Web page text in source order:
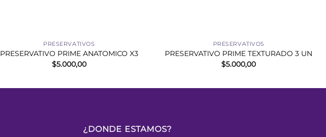
PRESERVATIVOS
PRESERVATIVO PRIME ANATOMICO X3
$5.000,00
PRESERVATIVOS
PRESERVATIVO PRIME TEXTURADO 3 UN
$5.000,00
¿DONDE ESTAMOS?